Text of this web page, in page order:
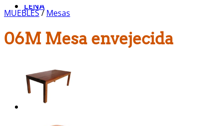
LEÑA
MUEBLES/ Mesas
06M Mesa envejecida